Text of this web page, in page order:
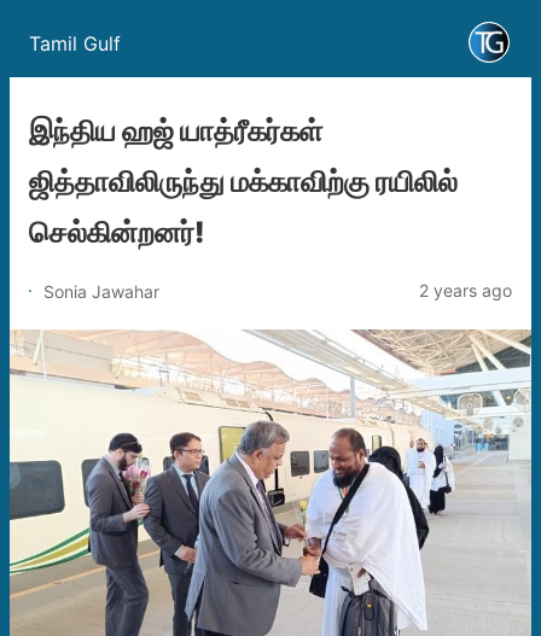
Tamil Gulf
இந்திய ஹஜ் யாத்ரீகர்கள்
ஜித்தாவிலிருந்து மக்காவிற்கு ரயிலில்
செல்கின்றனர்!
Sonia Jawahar 2 years ago